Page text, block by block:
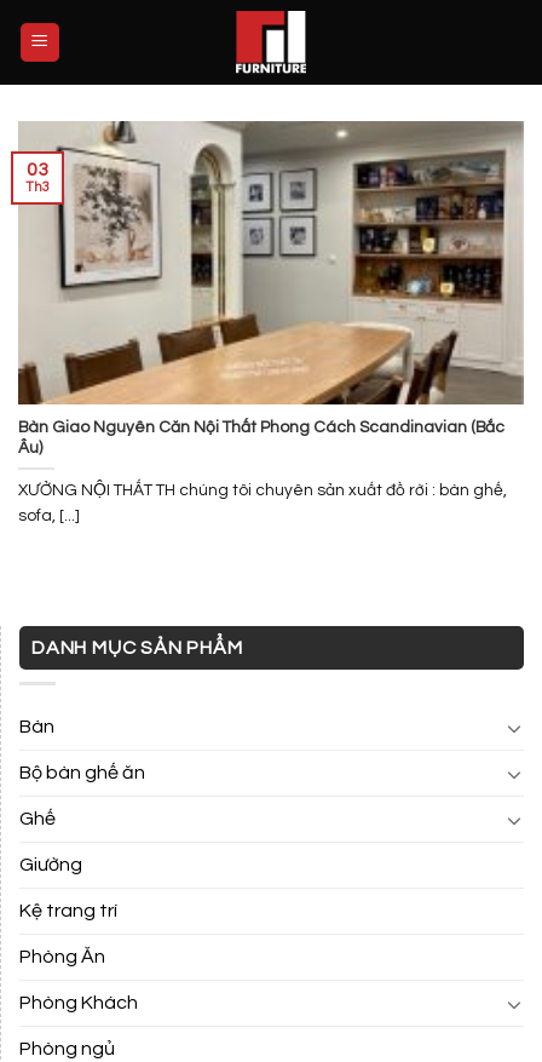
Bàn Giao Nguyên Căn Nội Thất Phong Cách Scandinavian (Bắc
Âu)
XƯỞNG NỘI THẤT TH chúng tôi chuyên sản xuất đồ rời : bàn ghế,
sofa, [...]
03
Th3
DANH MỤC SẢN PHẨM
Bàn
Bộ bàn ghế ăn
Ghế
Giường
Kệ trang trí
Phòng Ăn
Phòng Khách
Phòng ngủ